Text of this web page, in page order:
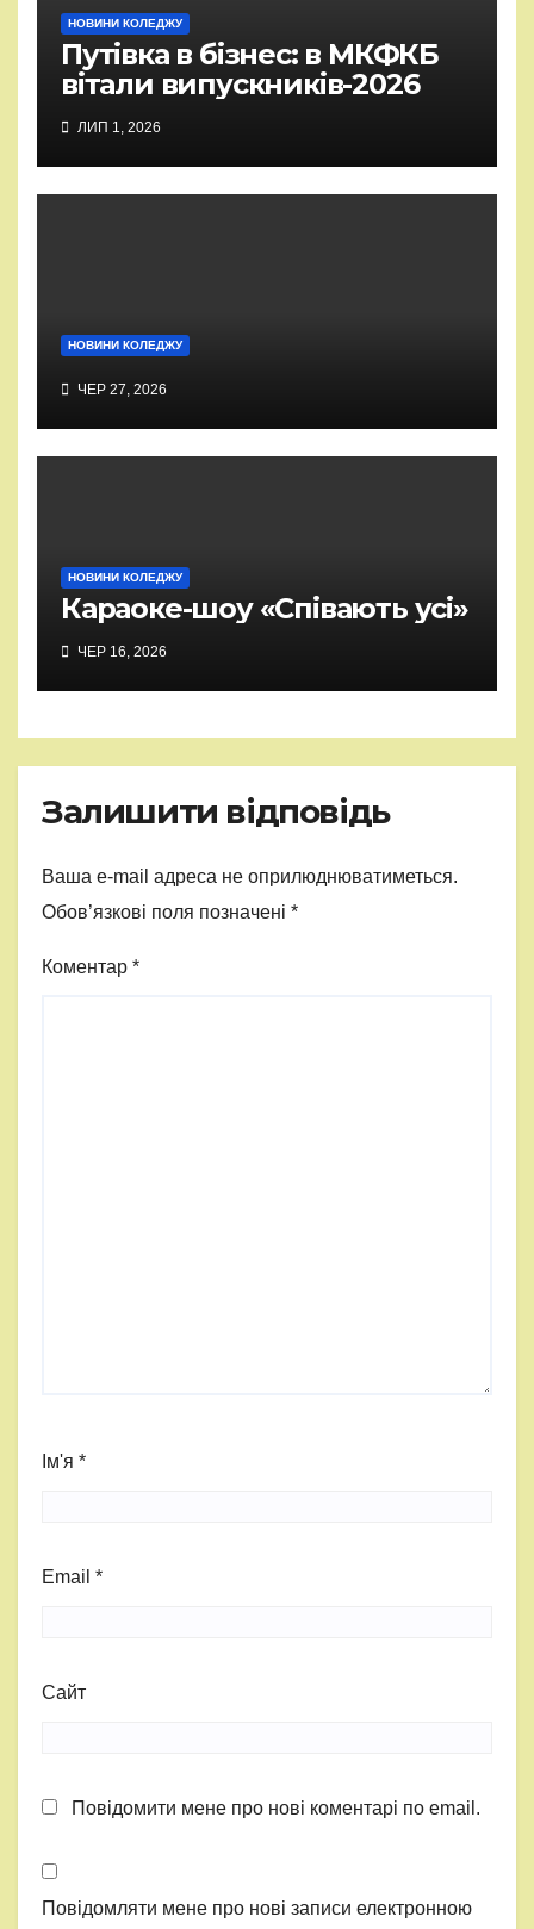
НОВИНИ КОЛЕДЖУ
Путівка в бізнес: в МКФКБ
вітали випускників-2026
ЛИП 1, 2026
НОВИНИ КОЛЕДЖУ
ЧЕР 27, 2026
НОВИНИ КОЛЕДЖУ
Караоке-шоу «Співають усі»
ЧЕР 16, 2026
Залишити відповідь
Ваша e-mail адреса не оприлюднюватиметься.
Обов’язкові поля позначені *
Коментар *
Ім'я *
Email *
Сайт
Повідомити мене про нові коментарі по email.
Повідомляти мене про нові записи електронною